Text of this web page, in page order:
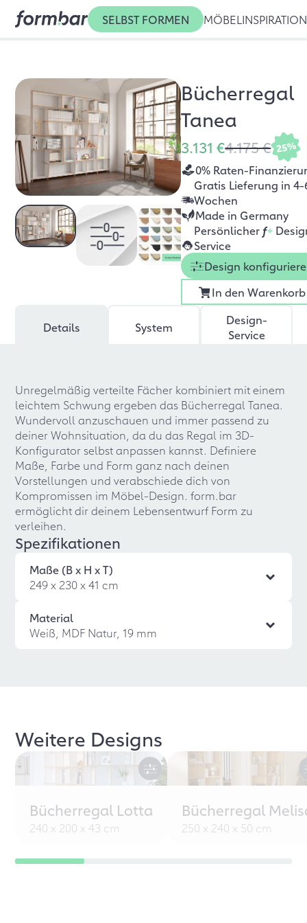
SELBST FORMEN MÖBEL INSPIRATION
Bücherregal
Tanea
3.131 €4.175 € 25%
0% Raten-
Gratis Lieferung in 4-
Wochen
Made in Germany
Persönlicher f+
Service
Design
In den Warenkorb
Details System
Design-
Service
Unregelmäßig verteilte Fächer kombiniert mit einem
leichtem Schwung ergeben das Bücherregal Tanea.
Wundervoll anzuschauen und immer passend zu
deiner Wohnsituation, da du das Regal im 3D-
Konfigurator selbst anpassen kannst. Definiere
Maße, Farbe und Form ganz nach deinen
Vorstellungen und verabschiede dich von
Kompromissen im Möbel-Design. form.bar
ermöglicht dir deinem Lebensentwurf Form zu
verleihen.
Spezifikationen
Maße (B x H x T)
249 x 230 x 41 cm
Material
Weiß, MDF Natur, 19 mm
Weitere Designs
Bücherregal Lotta
240 x 200 x 43 cm
Bücherregal
250 x 240 x 50 cm